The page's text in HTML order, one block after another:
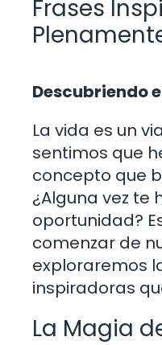
Frases
Descubriendo
La vida es un
sentimos que
concepto que
¿Alguna vez te
oportunidad?
comenzar de
exploraremos
inspiradoras
La Magia